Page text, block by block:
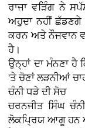
ਰਾਜਾ ਵੜਿੰਗ ਨੇ
ਅਹੁਦਾ ਨਹੀਂ
ਕਰਨ ਅਤੇ ਨੌਜਵਾਨ
ਹੈ।
ਉਨ੍ਹਾਂ ਦਾ ਮੰਨਣਾ ਹੈ
'ਤੇ ਚੋਣਾਂ ਲੜਨੀਆਂ
ਚੰਨੀ ਧੜੇ ਦੀ ਸੋਚ
ਚਰਨਜੀਤ ਸਿੰਘ
ਲੋਕਪ੍ਰਿਯ ਆਗੂ ਹਨ